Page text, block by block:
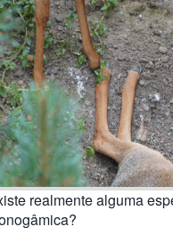
realmente alguma